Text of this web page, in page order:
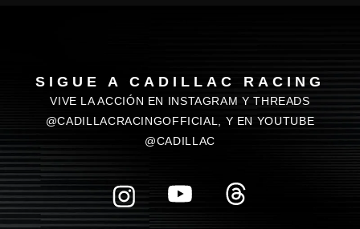
SIGUE A CADILLAC RACING
VIVE LA ACCIÓN EN INSTAGRAM Y THREADS
@CADILLACRACINGOFFICIAL, Y EN YOUTUBE
@CADILLAC